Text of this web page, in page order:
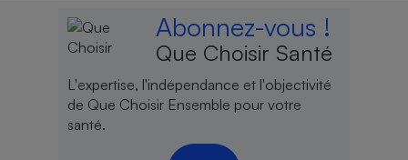
Abonnez-vous !
Que Choisir Santé
L'expertise, l'indépendance et l'objectivité
de Que Choisir Ensemble pour votre
santé.